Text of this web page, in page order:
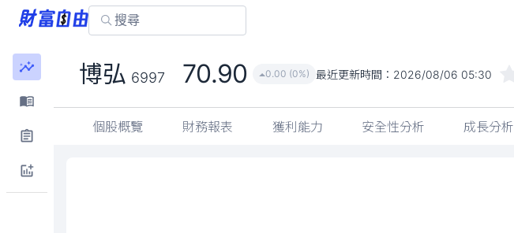
博弘 6997 70.90 0.00 (0%) 最近更新時間： 2026/08/06 05:30
個股概覽 財務報表 獲利能力 安全性分析 成長分析